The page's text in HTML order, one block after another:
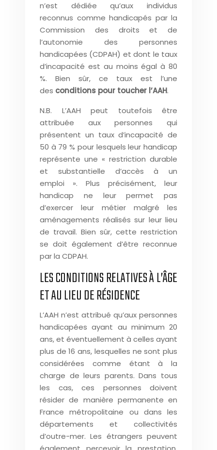
n’est dédiée qu’aux individus
reconnus comme handicapés par la
Commission des droits et de
l’autonomie des personnes
handicapées (CDPAH) et dont le taux
d’incapacité est au moins égal à 80
%. Bien sûr, ce taux est l’une
des conditions pour toucher l’AAH.
N.B. L’AAH peut toutefois être
attribuée aux personnes qui
présentent un taux d’incapacité de
50 à 79 % pour lesquels leur handicap
représente une « restriction durable
et substantielle d’accès à un
emploi ». Plus précisément, leur
handicap ne leur permet pas
d’exercer leur métier malgré les
aménagements réalisés sur leur lieu
de travail. Bien sûr, cette restriction
se doit également d’être reconnue
par la CDPAH.
LES CONDITIONS RELATIVES À L’ÂGE
ET AU LIEU DE RÉSIDENCE
L’AAH n’est attribué qu’aux personnes
handicapées ayant au minimum 20
ans, et éventuellement à celles ayant
plus de 16 ans, lesquelles ne sont plus
considérées comme étant à la
charge de leurs parents. Dans tous
les cas, ces personnes doivent
résider de manière permanente en
France métropolitaine ou dans les
départements et collectivités
d’outre-mer. Les étrangers peuvent